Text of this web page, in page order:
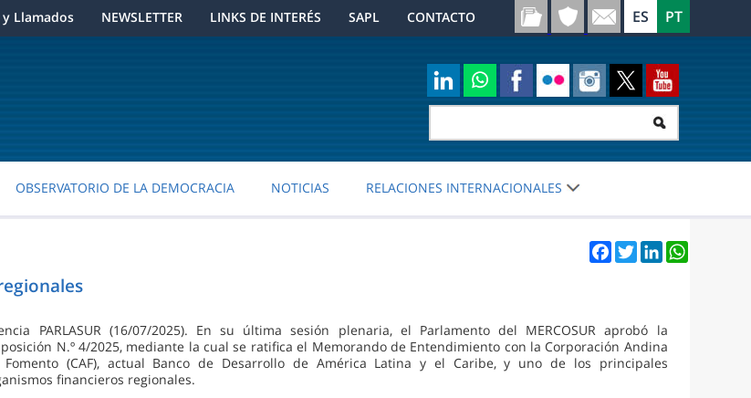
Llamados NEWSLETTER LINKS DE INTERÉS SAPL CONTACTO
OBSERVATORIO DE LA DEMOCRACIA NOTICIAS RELACIONES INTERNACIONALES
Facebook
TwitterLinkedInWhatsApp
PARLASUR (16/07/2025). En su última sesión plenaria, el Parlamento del MERCOSUR aprobó la
N.º 4/2025, mediante la cual se ratifica el Memorando de Entendimiento con la Corporación Andina
Fomento (CAF), actual Banco de Desarrollo de América Latina y el Caribe, y uno de los principales
financieros regionales.